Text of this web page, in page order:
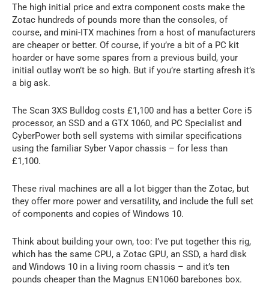
The high initial price and extra component costs make the
Zotac hundreds of pounds more than the consoles, of
course, and mini-ITX machines from a host of manufacturers
are cheaper or better. Of course, if you’re a bit of a PC kit
hoarder or have some spares from a previous build, your
initial outlay won’t be so high. But if you’re starting afresh it’s
a big ask.
The Scan 3XS Bulldog costs £1,100 and has a better Core i5
processor, an SSD and a GTX 1060, and PC Specialist and
CyberPower both sell systems with similar specifications
using the familiar Syber Vapor chassis – for less than
£1,100.
These rival machines are all a lot bigger than the Zotac, but
they offer more power and versatility, and include the full set
of components and copies of Windows 10.
Think about building your own, too: I’ve put together this rig,
which has the same CPU, a Zotac GPU, an SSD, a hard disk
and Windows 10 in a living room chassis – and it’s ten
pounds cheaper than the Magnus EN1060 barebones box.